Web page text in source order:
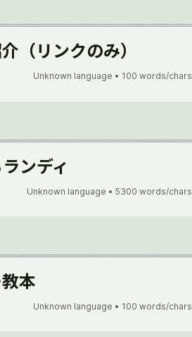
（リンクのみ）
Unknown language • 100 words/chars
ンディ
Unknown language • 5300 words/chars
本
Unknown language • 100 words/chars